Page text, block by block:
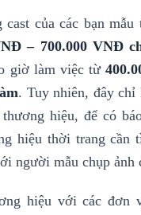
cast của các bạn mẫu
– 700.000 VNĐ
giờ làm việc từ
. Tuy nhiên, đây chỉ
hiệu, để có
hiệu thời trang cần
người mẫu chụp ảnh
hiệu với các đơn